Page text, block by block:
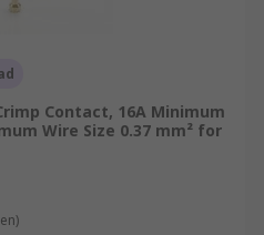
Crimp Contact, 16A Minimum
Wire Size 0.37 mm² for